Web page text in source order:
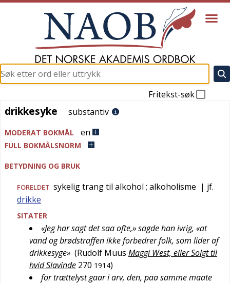
Fritekst-søk
drikkesyke
drikkesyke substantiv
MODERAT BOKMÅL en
FULL BOKMÅLSNORM
BETYDNING OG BRUK
FORELDET sykelig trang til alkohol ; alkoholisme | jf.
drikke
SITATER
«Jeg har sagt det saa ofte,» sagde han ivrig, «at
vand og brødstraffen ikke forbedrer folk, som lider af
drikkesyge» (Rudolf Muus Maggi West, eller Solgt til
hvid Slavinde 270 1914)
for trættelyst gaar i arv, den, paa samme maate